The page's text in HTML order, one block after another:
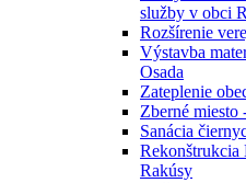
služby v obci
Rozšírenie
Výstavba
Osada
Zateplenie
Zberné miesto
Sanácia
Rekonštrukcia
Rakúsy